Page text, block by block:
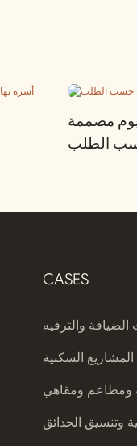
مصممة
الطلب
CASES
والترفيه
المشاريع السكنية
ومطاعم ومقاهي
وتنسيق الحدائق